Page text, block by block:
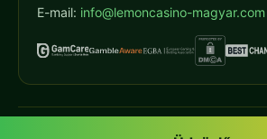
E-mail: info@lemoncasino-magyar.com
© 2026 Lemon Casino. Minden jog